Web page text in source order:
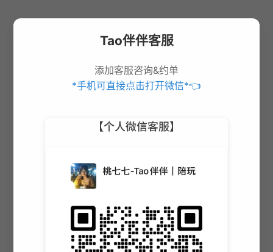
Tao伴伴客服
添加客服咨询&约单
*手机可直接点击打开微信*👈